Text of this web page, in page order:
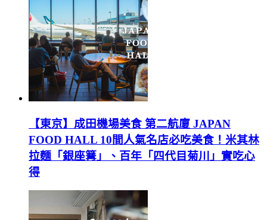
【東京】成田機場美食 第二航廈 JAPAN
FOOD HALL 10間人氣名店必吃美食！米其林
拉麵「銀座篝」、百年「四代目菊川」實吃心
得